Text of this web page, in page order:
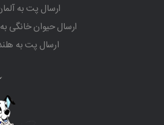
ارسال پت به
ارسال حیوان خانگی به
ارسال پت به